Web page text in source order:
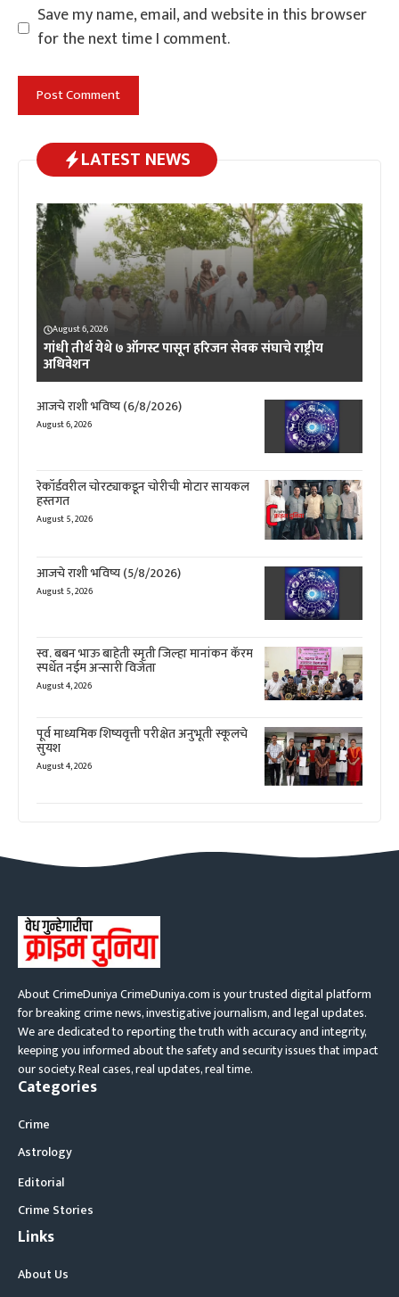
Save my name, email, and website in this browser
for the next time I comment.
LATEST NEWS
August 6, 2026
गांधी तीर्थ येथे ७ ऑगस्ट पासून हरिजन सेवक संघाचे राष्ट्रीय
अधिवेशन
आजचे राशी भविष्य (6/8/2026)
August 6, 2026
रेकॉर्डवरील चोरट्याकडून चोरीची मोटार सायकल
हस्तगत
August 5, 2026
आजचे राशी भविष्य (5/8/2026)
August 5, 2026
स्व. बबन भाऊ बाहेती स्मृती जिल्हा मानांकन कॅरम
स्पर्धेत नईम अन्सारी विजेता
August 4, 2026
पूर्व माध्यमिक शिष्यवृत्ती परीक्षेत अनुभूती स्कूलचे
सुयश
August 4, 2026
About CrimeDuniya CrimeDuniya.com is your trusted digital platform
for breaking crime news, investigative journalism, and legal updates.
We are dedicated to reporting the truth with accuracy and integrity,
keeping you informed about the safety and security issues that impact
our society. Real cases, real updates, real time.
Categories
Crime
Astrology
Editorial
Crime Stories
Links
About Us